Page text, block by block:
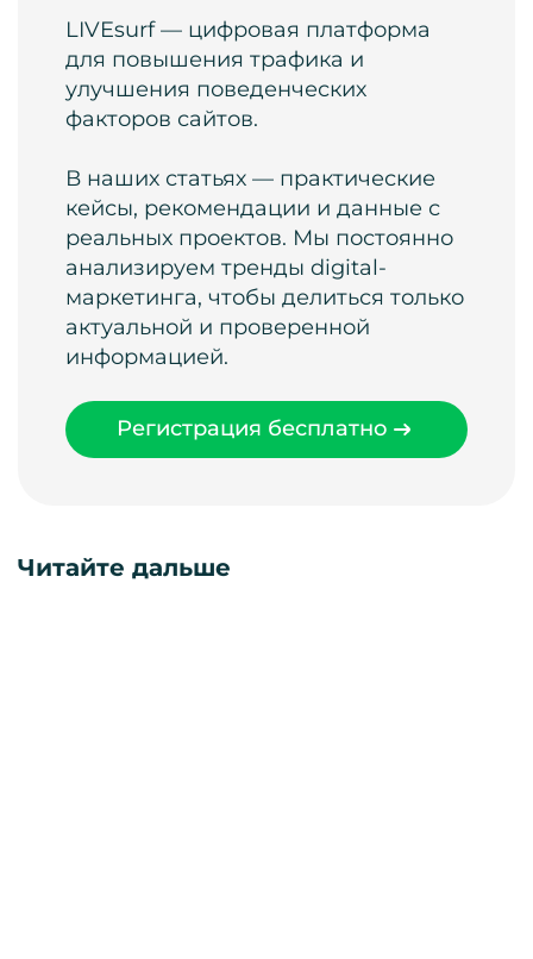
LIVEsurf — цифровая платформа
для повышения трафика и
улучшения поведенческих
факторов сайтов.
В наших статьях — практические
кейсы, рекомендации и данные с
реальных проектов. Мы постоянно
анализируем тренды digital-
маркетинга, чтобы делиться только
актуальной и проверенной
информацией.
Регистрация бесплатно
Читайте дальше